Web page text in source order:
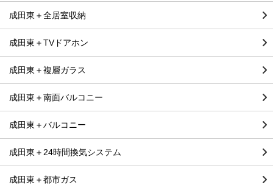
成田東＋全居室収納
成田東＋TVドアホン
成田東＋複層ガラス
成田東＋南面バルコニー
成田東＋バルコニー
成田東＋24時間換気システム
成田東＋都市ガス